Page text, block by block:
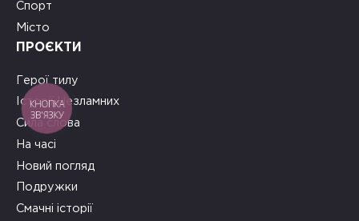
Спорт
Місто
ПРОЄКТИ
Герої тилу
Історії Незламних
Сила слова
На часі
Новий погляд
Подружки
Смачні історії
КНОПКА
ЗВ'ЯЗКУ